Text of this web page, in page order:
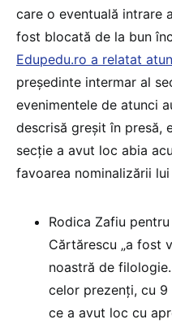
care o eventuală intrare
fost blocată de la bun
Edupedu.ro a relatat
președinte intermar al
evenimentele de atunci
descrisă greșit în presă,
secție a avut loc abia
favoarea nominalizării
Rodica Zafiu
Cărtărescu „a fost
noastră de
celor prezenți, cu 9
ce a avut loc cu